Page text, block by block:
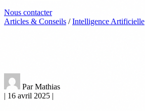
Nous contacter
Articles & Conseils / Intelligence Artificielle
Par Mathias
| 16 avril 2025 |